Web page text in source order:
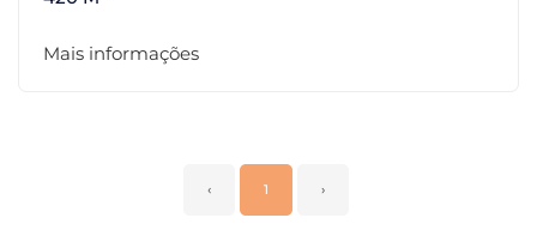
Mais informações
‹ 1 ›